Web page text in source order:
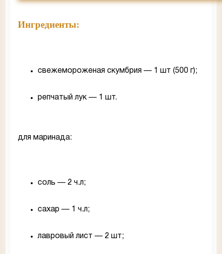
Ингредиенты:
свежемороженая скумбрия — 1 шт (500 г);
репчатый лук — 1 шт.
для маринада:
соль — 2 ч.л;
сахар — 1 ч.л;
лавровый лист — 2 шт;